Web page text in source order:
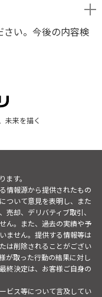
さい。今後の内容検
未来を描く
す。
情報源から提供されたもの
ついて意見を表明し、また
却、デリバティブ取引、
ん。また、過去の実績や予
ません。提供する情報等は
は削除されることがござい
が取った行動の結果に対し
終決定は、お客様ご自身の
ビス等について言及してい